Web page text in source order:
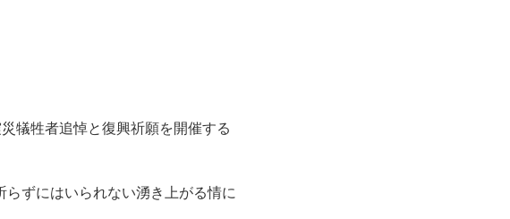
犠牲者追悼と復興祈願を開催する
ずにはいられない湧き上がる情に